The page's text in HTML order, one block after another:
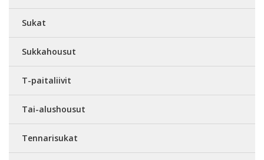
Sukat
Sukkahousut
T-paitaliivit
Tai-alushousut
Tennarisukat